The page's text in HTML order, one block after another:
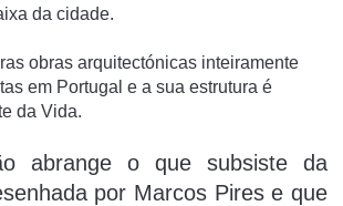
da cidade.
obras arquitectónicas inteiramente
em Portugal e a sua estrutura é
da Vida.
abrange o que subsiste da
por Marcos Pires e que